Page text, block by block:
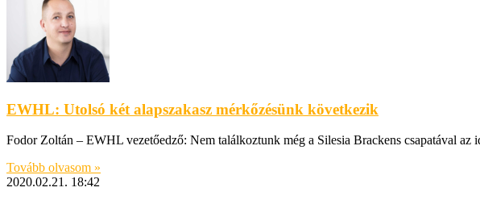
EWHL: Utolsó két alapszakasz mérkőzésünk következik
Fodor Zoltán – EWHL vezetőedző: Nem találkoztunk még a Silesia Brackens csapatával
Tovább olvasom »
2020.02.21. 18:42